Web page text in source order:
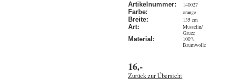
Artikelnummer:
140027
Farbe:
orange
Breite:
135 cm
Art:
Musselin/
Gauze
Material:
100%
Baumwolle
16,-
Zurück zur Übersicht